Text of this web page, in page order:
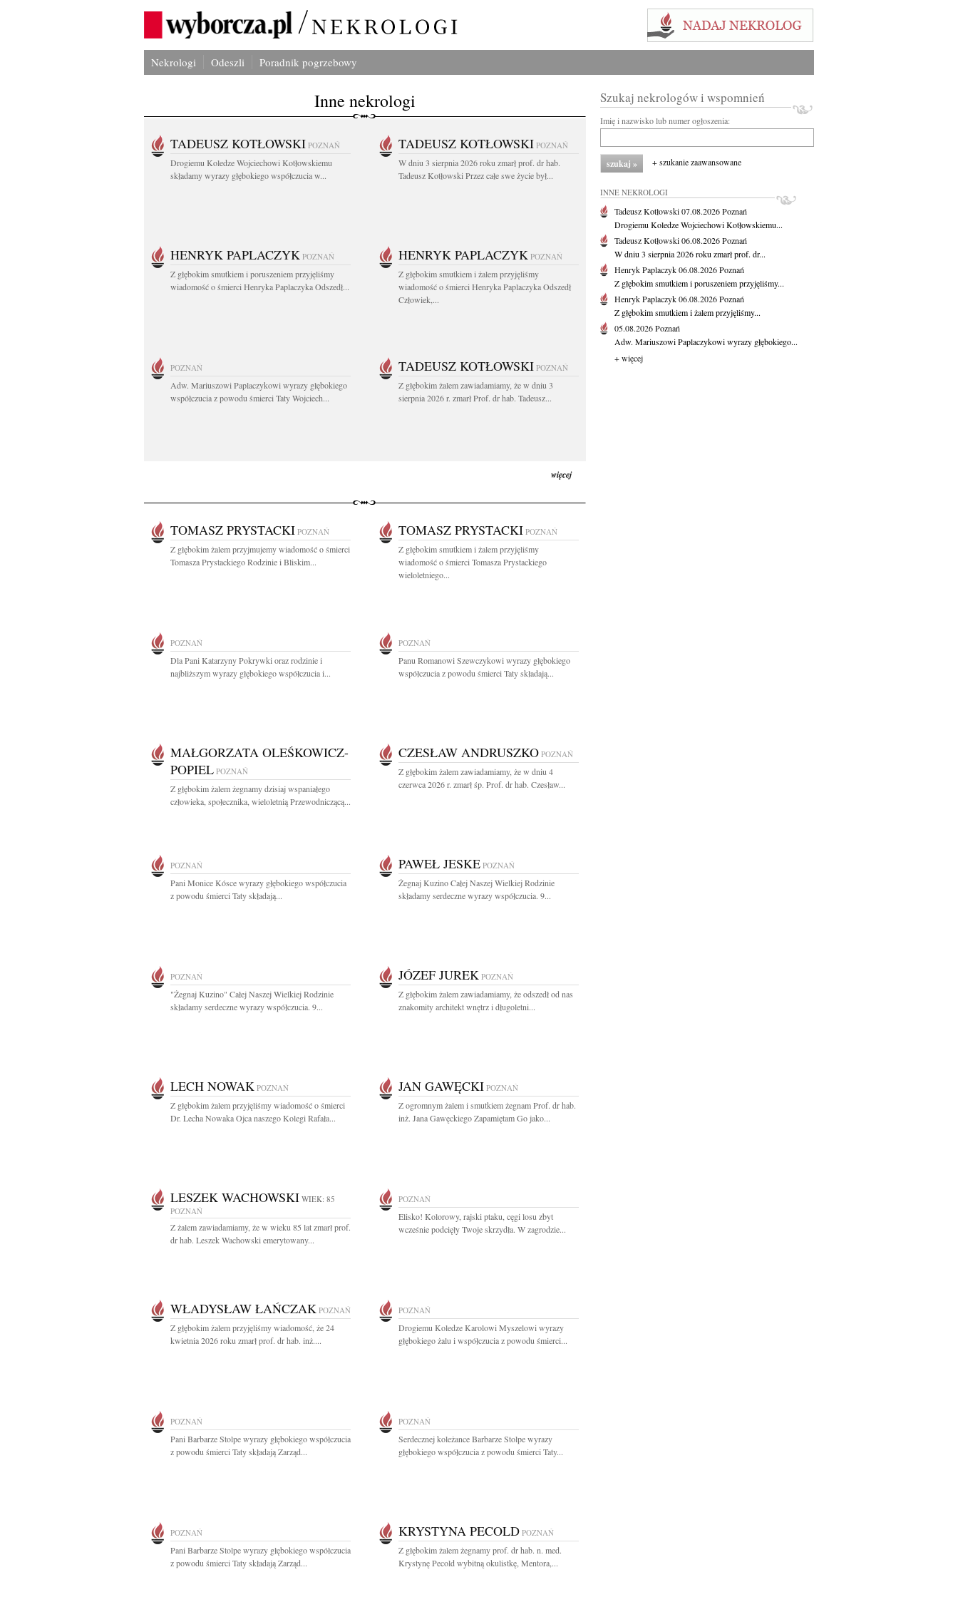
Nekrologi Odeszli Poradnik pogrzebowy
Inne nekrologi
TADEUSZ KOTŁOWSKI POZNAŃ
Drogiemu Koledze Wojciechowi Kotłowskiemu
składamy wyrazy głębokiego współczucia w...
TADEUSZ KOTŁOWSKI POZNAŃ
W dniu 3 sierpnia 2026 roku zmarł prof. dr hab.
Tadeusz Kotłowski Przez całe swe życie był...
HENRYK PAPLACZYK POZNAŃ
Z głębokim smutkiem i poruszeniem przyjęliśmy
wiadomość o śmierci Henryka Paplaczyka Odszedł...
HENRYK PAPLACZYK POZNAŃ
Z głębokim smutkiem i żalem przyjęliśmy
wiadomość o śmierci Henryka Paplaczyka Odszedł
Człowiek,...
POZNAŃ
Adw. Mariuszowi Paplaczykowi wyrazy głębokiego
współczucia z powodu śmierci Taty Wojciech...
TADEUSZ KOTŁOWSKI POZNAŃ
Z głębokim żalem zawiadamiamy, że w dniu 3
sierpnia 2026 r. zmarł Prof. dr hab. Tadeusz...
więcej
TOMASZ PRYSTACKI POZNAŃ
Z głębokim żalem przyjmujemy wiadomość o śmierci
Tomasza Prystackiego Rodzinie i Bliskim...
TOMASZ PRYSTACKI POZNAŃ
Z głębokim smutkiem i żalem przyjęliśmy
wiadomość o śmierci Tomasza Prystackiego
wieloletniego...
POZNAŃ
Dla Pani Katarzyny Pokrywki oraz rodzinie i
najbliższym wyrazy głębokiego współczucia i...
POZNAŃ
Panu Romanowi Szewczykowi wyrazy głębokiego
współczucia z powodu śmierci Taty składają...
MAŁGORZATA OLEŚKOWICZ-
POPIEL POZNAŃ
Z głębokim żalem żegnamy dzisiaj wspaniałego
człowieka, społecznika, wieloletnią Przewodniczącą...
CZESŁAW ANDRUSZKO POZNAŃ
Z głębokim żalem zawiadamiamy, że w dniu 4
czerwca 2026 r. zmarł śp. Prof. dr hab. Czesław...
POZNAŃ
Pani Monice Kósce wyrazy głębokiego współczucia
z powodu śmierci Taty składają...
PAWEŁ JESKE POZNAŃ
Żegnaj Kuzino Całej Naszej Wielkiej Rodzinie
składamy serdeczne wyrazy współczucia. 9...
POZNAŃ
"Żegnaj Kuzino" Całej Naszej Wielkiej Rodzinie
składamy serdeczne wyrazy współczucia. 9...
JÓZEF JUREK POZNAŃ
Z głębokim żalem zawiadamiamy, że odszedł od nas
znakomity architekt wnętrz i długoletni...
LECH NOWAK POZNAŃ
Z głębokim żalem przyjęliśmy wiadomość o śmierci
Dr. Lecha Nowaka Ojca naszego Kolegi Rafała...
JAN GAWĘCKI POZNAŃ
Z ogromnym żalem i smutkiem żegnam Prof. dr hab.
inż. Jana Gawęckiego Zapamiętam Go jako...
LESZEK WACHOWSKI WIEK: 85
POZNAŃ
Z żalem zawiadamiamy, że w wieku 85 lat zmarł prof.
dr hab. Leszek Wachowski emerytowany...
POZNAŃ
Elisko! Kolorowy, rajski ptaku, cęgi losu zbyt
wcześnie podcięły Twoje skrzydła. W zagrodzie...
WŁADYSŁAW ŁAŃCZAK POZNAŃ
Z głębokim żalem przyjęliśmy wiadomość, że 24
kwietnia 2026 roku zmarł prof. dr hab. inż....
POZNAŃ
Drogiemu Koledze Karolowi Myszelowi wyrazy
głębokiego żalu i współczucia z powodu śmierci...
POZNAŃ
Pani Barbarze Stolpe wyrazy głębokiego współczucia
z powodu śmierci Taty składają Zarząd...
POZNAŃ
Serdecznej koleżance Barbarze Stolpe wyrazy
głębokiego współczucia z powodu śmierci Taty...
POZNAŃ
Pani Barbarze Stolpe wyrazy głębokiego współczucia
z powodu śmierci Taty składają Zarząd...
KRYSTYNA PECOLD POZNAŃ
Z głębokim żalem żegnamy prof. dr hab. n. med.
Krystynę Pecold wybitną okulistkę, Mentora,...
Szukaj nekrologów i wspomnień
Imię i nazwisko lub numer ogłoszenia:
+ szukanie zaawansowane
INNE NEKROLOGI
Tadeusz Kotłowski07.08.2026Poznań
Drogiemu Koledze Wojciechowi Kotłowskiemu...
Tadeusz Kotłowski06.08.2026Poznań
W dniu 3 sierpnia 2026 roku zmarł prof. dr...
Henryk Paplaczyk06.08.2026Poznań
Z głębokim smutkiem i poruszeniem przyjęliśmy...
Henryk Paplaczyk06.08.2026Poznań
Z głębokim smutkiem i żalem przyjęliśmy...
05.08.2026Poznań
Adw. Mariuszowi Paplaczykowi wyrazy głębokiego...
+ więcej